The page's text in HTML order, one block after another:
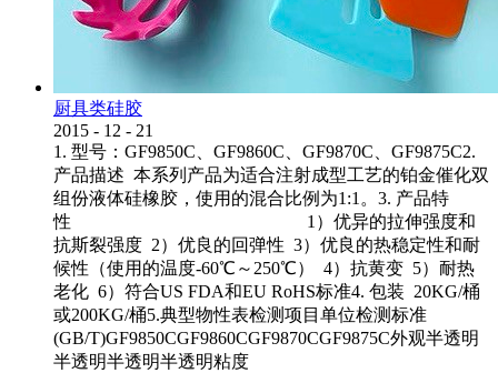
厨具类硅胶
2015 - 12 - 21
1. 型号：GF9850C、GF9860C、GF9870C、GF9875C2.
产品描述 本系列产品为适合注射成型工艺的铂金催化双
组份液体硅橡胶，使用的混合比例为1:1。3. 产品特
性 1）优异的拉伸强度和
抗斯裂强度 2）优良的回弹性 3）优良的热稳定性和耐
候性（使用的温度-60℃～250℃） 4）抗黄变 5）耐热
老化 6）符合US FDA和EU RoHS标准4. 包装 20KG/桶
或200KG/桶5.典型物性表检测项目单位检测标准
(GB/T)GF9850CGF9860CGF9870CGF9875C外观半透明
半透明半透明半透明粘度